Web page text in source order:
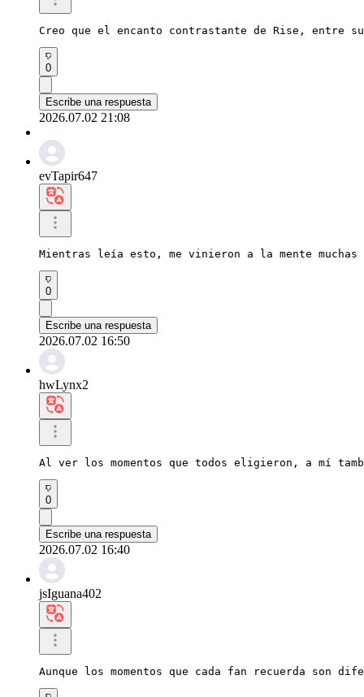
Creo que el encanto contrastante de Rise, entre
0
Escribe una respuesta
2026.07.02 21:08
evTapir647
Mientras leía esto, me vinieron a la mente
0
Escribe una respuesta
2026.07.02 16:50
hwLynx2
Al ver los momentos que todos eligieron, a mí
0
Escribe una respuesta
2026.07.02 16:40
jsIguana402
Aunque los momentos que cada fan recuerda son